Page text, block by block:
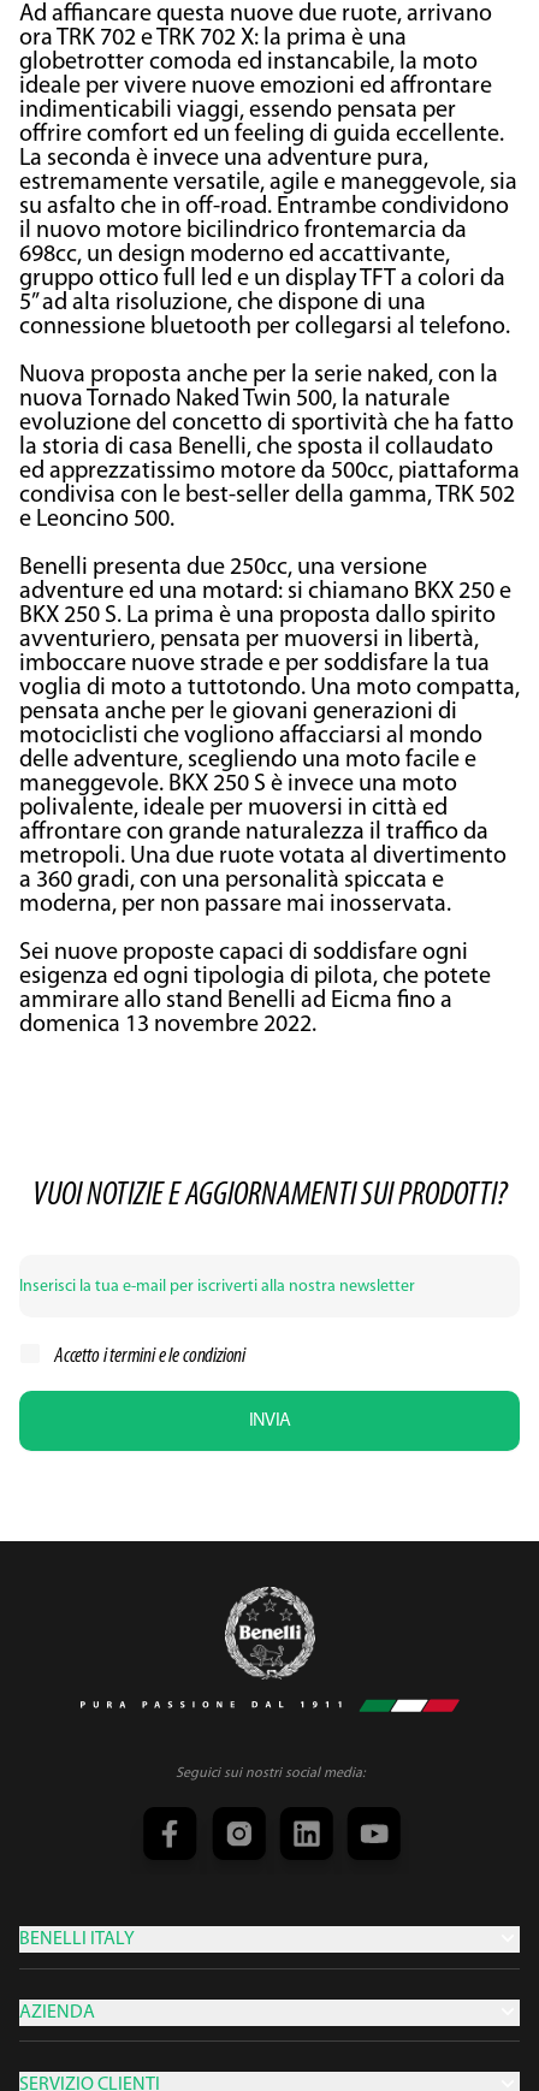
Ad affiancare questa nuove due ruote, arrivano
ora TRK 702 e TRK 702 X: la prima è una
globetrotter comoda ed instancabile, la moto
ideale per vivere nuove emozioni ed affrontare
indimenticabili viaggi, essendo pensata per
offrire comfort ed un feeling di guida eccellente.
La seconda è invece una adventure pura,
estremamente versatile, agile e maneggevole, sia
su asfalto che in off-road. Entrambe condividono
il nuovo motore bicilindrico frontemarcia da
698cc, un design moderno ed accattivante,
gruppo ottico full led e un display TFT a colori da
5’’ ad alta risoluzione, che dispone di una
connessione bluetooth per collegarsi al telefono.
Nuova proposta anche per la serie naked, con la
nuova Tornado Naked Twin 500, la naturale
evoluzione del concetto di sportività che ha fatto
la storia di casa Benelli, che sposta il collaudato
ed apprezzatissimo motore da 500cc, piattaforma
condivisa con le best-seller della gamma, TRK 502
e Leoncino 500.
Benelli presenta due 250cc, una versione
adventure ed una motard: si chiamano BKX 250 e
BKX 250 S. La prima è una proposta dallo spirito
avventuriero, pensata per muoversi in libertà,
imboccare nuove strade e per soddisfare la tua
voglia di moto a tuttotondo. Una moto compatta,
pensata anche per le giovani generazioni di
motociclisti che vogliono affacciarsi al mondo
delle adventure, scegliendo una moto facile e
maneggevole. BKX 250 S è invece una moto
polivalente, ideale per muoversi in città ed
affrontare con grande naturalezza il traffico da
metropoli. Una due ruote votata al divertimento
a 360 gradi, con una personalità spiccata e
moderna, per non passare mai inosservata.
Sei nuove proposte capaci di soddisfare ogni
esigenza ed ogni tipologia di pilota, che potete
ammirare allo stand Benelli ad Eicma fino a
domenica 13 novembre 2022.
VUOI NOTIZIE E AGGIORNAMENTI SUI PRODOTTI?
Accetto itermini e le condizioni
INVIA
Seguici sui nostri social media:
BENELLI ITALY
AZIENDA
SERVIZIO CLIENTI